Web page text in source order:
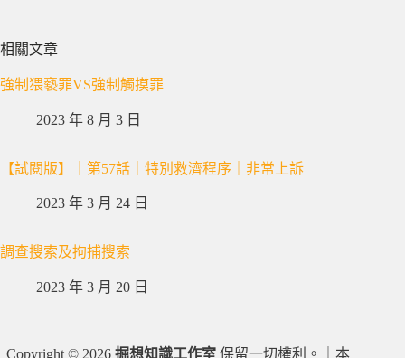
相關文章
強制猥褻罪VS強制觸摸罪
2023 年 8 月 3 日
【試閱版】｜第57話｜特別救濟程序｜非常上訴
2023 年 3 月 24 日
調查搜索及拘捕搜索
2023 年 3 月 20 日
Copyright © 2026掘想知識工作室 保留一切權利。｜本